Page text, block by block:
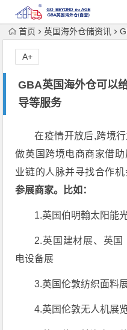
首页 英国海外仓储资讯
GBA英国海外仓可以
导等服务
A+
在疫情开放后,跨境
做英国跨境电商商家借
业链的人脉并寻找合作机
参展商家。比如：
1.英国伯明翰太阳能
2.英国建材展、英
电设备展
3.英国伦敦纺织面料
4.英国伦敦无人机展